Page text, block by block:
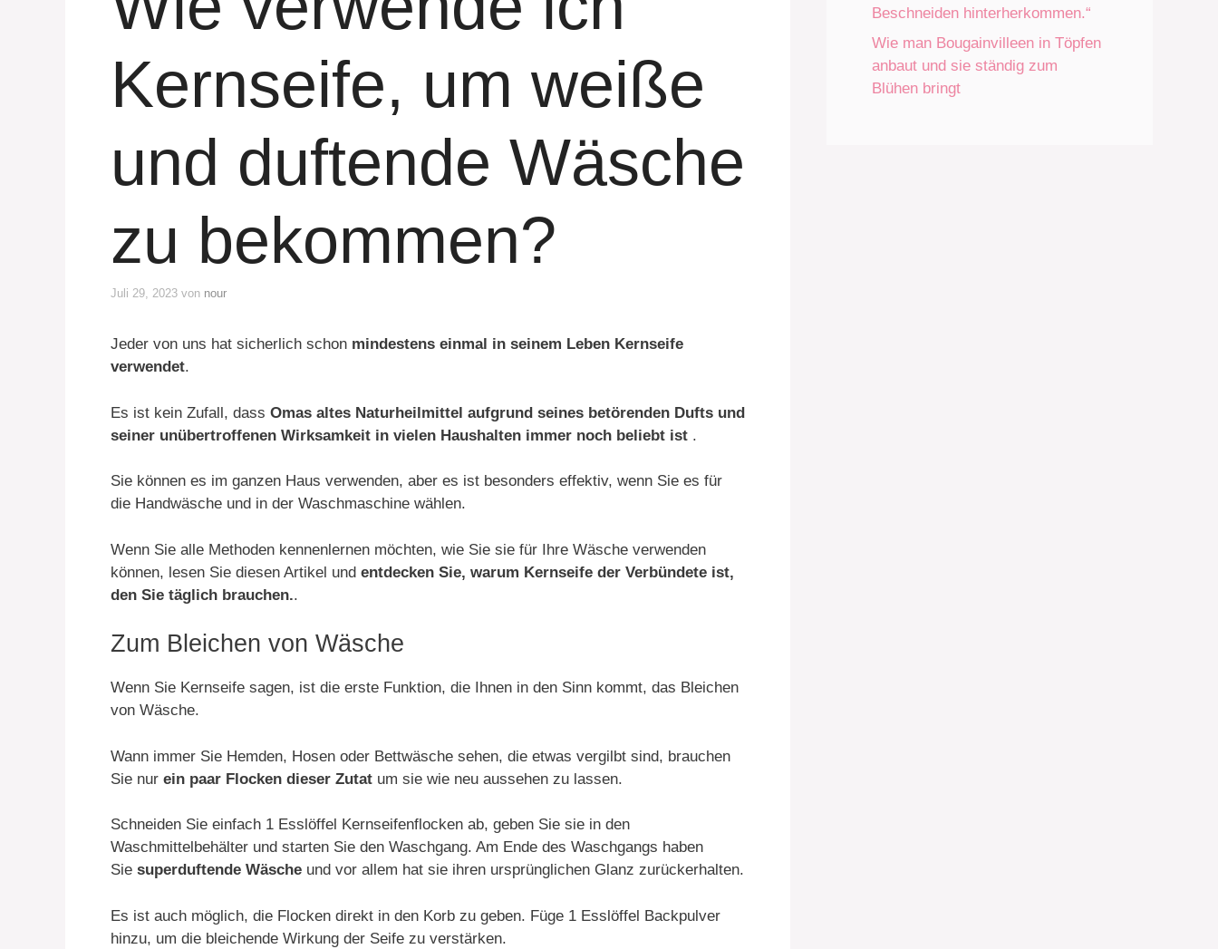
Kernseife, um weiße
und duftende Wäsche
zu bekommen?
Juli 29, 2023 von nour
Jeder von uns hat sicherlich schon mindestens einmal in seinem Leben Kernseife
verwendet.
Es ist kein Zufall, dass Omas altes Naturheilmittel aufgrund seines betörenden Dufts und
seiner unübertroffenen Wirksamkeit in vielen Haushalten immer noch beliebt ist .
Sie können es im ganzen Haus verwenden, aber es ist besonders effektiv, wenn Sie es für
die Handwäsche und in der Waschmaschine wählen.
Wenn Sie alle Methoden kennenlernen möchten, wie Sie sie für Ihre Wäsche verwenden
können, lesen Sie diesen Artikel und entdecken Sie, warum Kernseife der Verbündete ist,
den Sie täglich brauchen..
Zum Bleichen von Wäsche
Wenn Sie Kernseife sagen, ist die erste Funktion, die Ihnen in den Sinn kommt, das Bleichen
von Wäsche.
Wann immer Sie Hemden, Hosen oder Bettwäsche sehen, die etwas vergilbt sind, brauchen
Sie nur ein paar Flocken dieser Zutat um sie wie neu aussehen zu lassen.
Schneiden Sie einfach 1 Esslöffel Kernseifenflocken ab, geben Sie sie in den
Waschmittelbehälter und starten Sie den Waschgang. Am Ende des Waschgangs haben
Sie superduftende Wäsche und vor allem hat sie ihren ursprünglichen Glanz zurückerhalten.
Es ist auch möglich, die Flocken direkt in den Korb zu geben. Füge 1 Esslöffel Backpulver
hinzu, um die bleichende Wirkung der Seife zu verstärken.
Beschneiden hinterherkommen.“
Wie man Bougainvilleen in Töpfen
anbaut und sie ständig zum
Blühen bringt